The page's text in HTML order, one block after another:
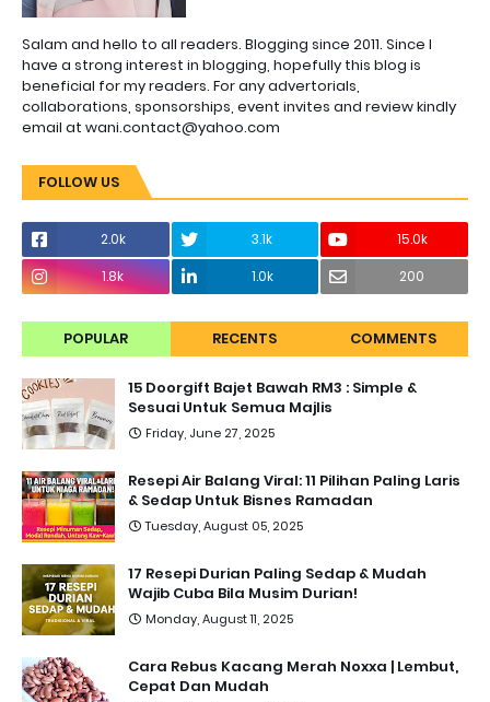
Salam and hello to all readers. Blogging since 2011. Since I
have a strong interest in blogging, hopefully this blog is
beneficial for my readers. For any advertorials,
collaborations, sponsorships, event invites and review kindly
email at wani.contact@yahoo.com
FOLLOW US
2.0k 3.1k
15.0k
1.8k
1.0k 200
POPULAR RECENTS COMMENTS
15 Doorgift Bajet Bawah RM3 : Simple &
Sesuai Untuk Semua Majlis
Friday, June 27, 2025
Resepi Air Balang Viral: 11 Pilihan Paling Laris
& Sedap Untuk Bisnes Ramadan
Tuesday, August 05, 2025
17 Resepi Durian Paling Sedap & Mudah
Wajib Cuba Bila Musim Durian!
Monday, August 11, 2025
Cara Rebus Kacang Merah Noxxa | Lembut,
Cepat Dan Mudah